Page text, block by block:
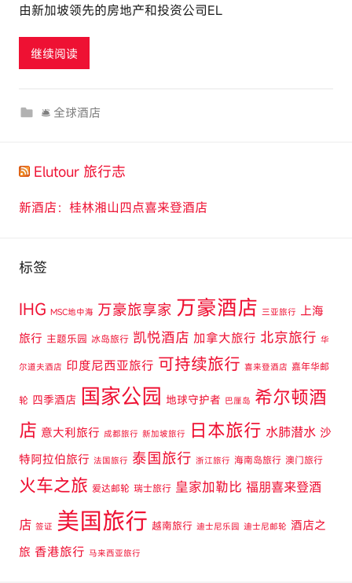
u
由新加坡领先的房地产和投资公司EL
继续阅读
🛎 全球酒店
Elutour 旅行志
新酒店：桂林湘山四点喜来登酒店
标签
IHG MSC地中海 万豪旅享家 万豪酒店 三亚旅行 上海
旅行 主题乐园 冰岛旅行 凯悦酒店 加拿大旅行 北京旅行 华
尔道夫酒店 印度尼西亚旅行 可持续旅行 喜来登酒店 嘉年华邮
轮 四季酒店 国家公园 地球守护者 巴厘岛 希尔顿酒
店 意大利旅行 成都旅行 新加坡旅行 日本旅行 水肺潜水 沙
特阿拉伯旅行 法国旅行 泰国旅行 浙江旅行 海南岛旅行 澳门旅行
火车之旅 爱达邮轮 瑞士旅行 皇家加勒比 福朋喜来登酒
店 签证 美国旅行 越南旅行 迪士尼乐园 迪士尼邮轮 酒店之
旅 香港旅行 马来西亚旅行